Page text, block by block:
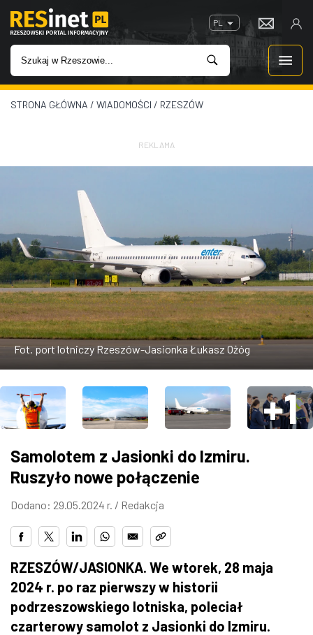
PL
WIADOMOŚCI
ROZRYWKA
W KINACH
GASTRONOMIA
ZDJĘCIA
W RZESZOWIE
STRONA GŁÓWNA / WIADOMOŚCI / RZESZÓW
REKLAMA
Fot. port lotniczy Rzeszów-Jasionka Łukasz Ożóg
+1
Samolotem z Jasionki do Izmiru.
Ruszyło nowe połączenie
Dodano: 29.05.2024 r. / Redakcja
RZESZÓW/JASIONKA. We wtorek, 28 maja
2024 r. po raz pierwszy w historii
podrzeszowskiego lotniska, poleciał
czarterowy samolot z Jasionki do Izmiru.